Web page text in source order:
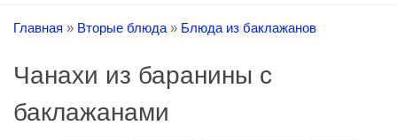
Главная » Вторые блюда » Блюда из баклажанов
Чанахи из баранины с
баклажанами